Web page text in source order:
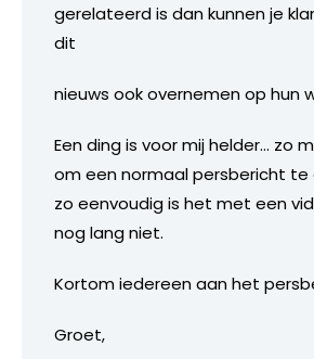
gerelateerd is dan kunnen je
dit
nieuws ook overnemen op hun
Een ding is voor mij helder… zo
om een normaal persbericht te
zo eenvoudig is het met een
nog lang niet.
Kortom iedereen aan het
Groet,